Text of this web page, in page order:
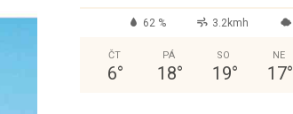
62 % 3.2kmh
ČT
6°
PÁ
18°
SO
19°
NE
17°